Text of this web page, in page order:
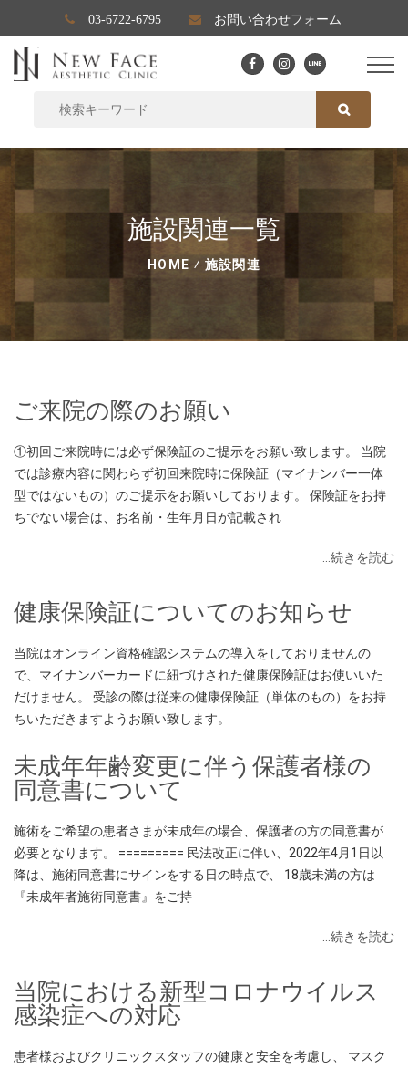
03-6722-6795 お問い合わせフォーム
SEARCH
施設関連一覧
HOME ⁄ 施設関連
ご来院の際のお願い
①初回ご来院時には必ず保険証のご提示をお願い致します。 当院
では診療内容に関わらず初回来院時に保険証（マイナンバー一体
型ではないもの）のご提示をお願いしております。 保険証をお持
ちでない場合は、お名前・生年月日が記載され
…続きを読む
健康保険証についてのお知らせ
当院はオンライン資格確認システムの導入をしておりませんの
で、マイナンバーカードに紐づけされた健康保険証はお使いいた
だけません。 受診の際は従来の健康保険証（単体のもの）をお持
ちいただきますようお願い致します。
未成年年齢変更に伴う保護者様の
同意書について
施術をご希望の患者さまが未成年の場合、保護者の方の同意書が
必要となります。 ========= 民法改正に伴い、2022年4月1日以
降は、施術同意書にサインをする日の時点で、 18歳未満の方は
『未成年者施術同意書』をご持
…続きを読む
当院における新型コロナウイルス
感染症への対応
患者様およびクリニックスタッフの健康と安全を考慮し、 マスク